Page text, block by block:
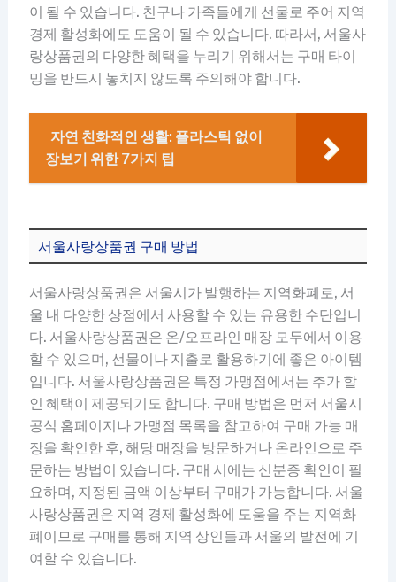
이 될 수 있습니다. 친구나 가족들에게 선물로 주어 지역
경제 활성화에도 도움이 될 수 있습니다. 따라서, 서울사
랑상품권의 다양한 혜택을 누리기 위해서는 구매 타이
밍을 반드시 놓치지 않도록 주의해야 합니다.
자연 친화적인 생활: 플라스틱 없이
장보기 위한 7가지 팁
서울사랑상품권 구매 방법
서울사랑상품권은 서울시가 발행하는 지역화폐로, 서
울 내 다양한 상점에서 사용할 수 있는 유용한 수단입니
다. 서울사랑상품권은 온/오프라인 매장 모두에서 이용
할 수 있으며, 선물이나 지출로 활용하기에 좋은 아이템
입니다. 서울사랑상품권은 특정 가맹점에서는 추가 할
인 혜택이 제공되기도 합니다. 구매 방법은 먼저 서울시
공식 홈페이지나 가맹점 목록을 참고하여 구매 가능 매
장을 확인한 후, 해당 매장을 방문하거나 온라인으로 주
문하는 방법이 있습니다. 구매 시에는 신분증 확인이 필
요하며, 지정된 금액 이상부터 구매가 가능합니다. 서울
사랑상품권은 지역 경제 활성화에 도움을 주는 지역화
폐이므로 구매를 통해 지역 상인들과 서울의 발전에 기
여할 수 있습니다.